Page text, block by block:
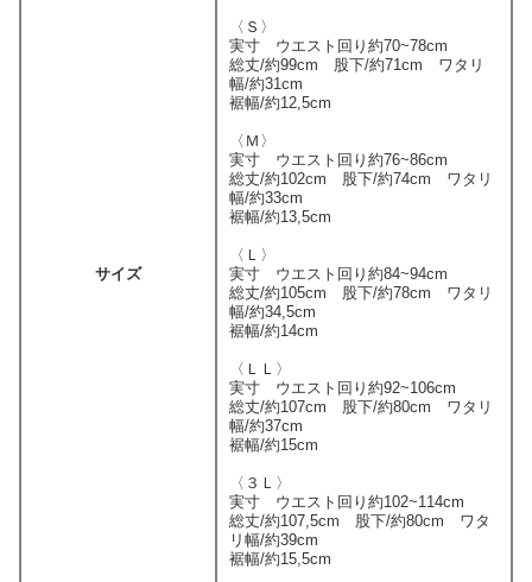
サイズ
〈Ｓ〉
実寸 ウエスト回り約70~78cm
総丈/約99cm 股下/約71cm ワタリ
幅/約31cm
裾幅/約12,5cm
〈Ｍ〉
実寸 ウエスト回り約76~86cm
総丈/約102cm 股下/約74cm ワタリ
幅/約33cm
裾幅/約13,5cm
〈Ｌ〉
実寸 ウエスト回り約84~94cm
総丈/約105cm 股下/約78cm ワタリ
幅/約34,5cm
裾幅/約14cm
〈ＬＬ〉
実寸 ウエスト回り約92~106cm
総丈/約107cm 股下/約80cm ワタリ
幅/約37cm
裾幅/約15cm
〈３Ｌ〉
実寸 ウエスト回り約102~114cm
総丈/約107,5cm 股下/約80cm ワタ
リ幅/約39cm
裾幅/約15,5cm